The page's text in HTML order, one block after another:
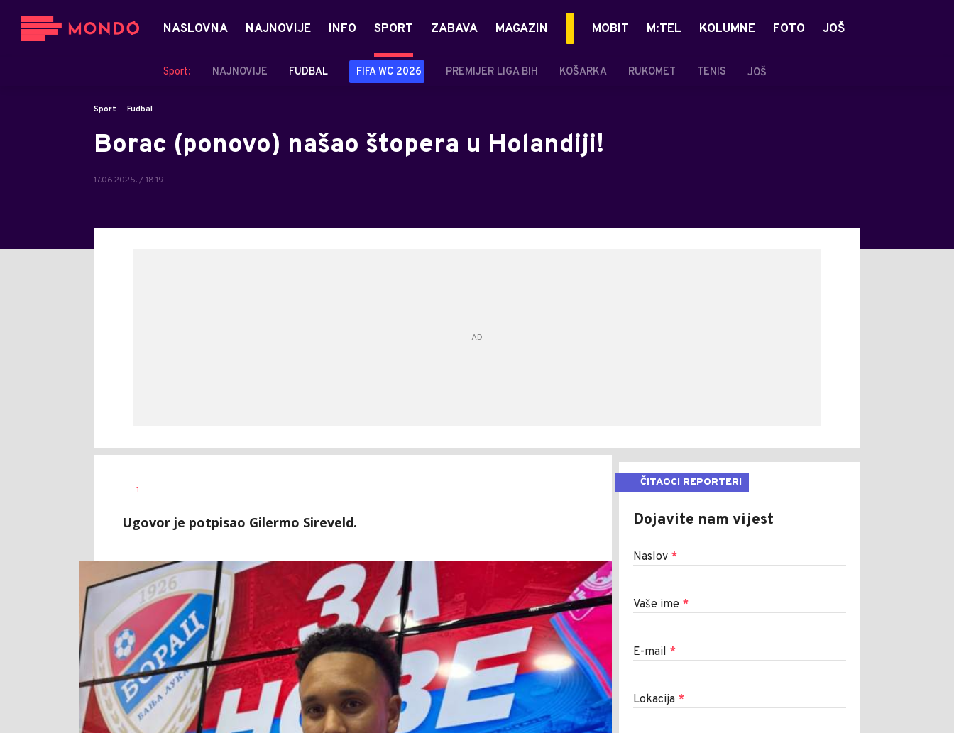
NASLOVNA NAJNOVIJE INFO SPORT
Sport: NAJNOVIJE FUDBAL FIFA WC 2026 PREMIJER LIGA BIH KOŠARKA RUKOMET TENIS JOŠ
ZABAVA MAGAZIN MOBIT M:TEL KOLUMNE FOTO JOŠ
Sport Fudbal
Borac (ponovo) našao štopera u Holandiji!
17.06.2025. / 18:19
AUTOR
1
Ugovor je potpisao Gilermo Sireveld.
ČITAOCI REPORTERI
Dojavite nam vijest
Naslov *
Vaše ime *
E-mail *
Lokacija *